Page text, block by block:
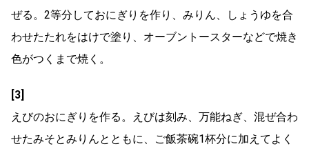
ぜる。2等分しておにぎりを作り、みりん、しょうゆを合
わせたたれをはけで塗り、オーブントースターなどで焼き
色がつくまで焼く。
[3]
えびのおにぎりを作る。えびは刻み、万能ねぎ、混ぜ合わ
せたみそとみりんとともに、ご飯茶碗1杯分に加えてよく